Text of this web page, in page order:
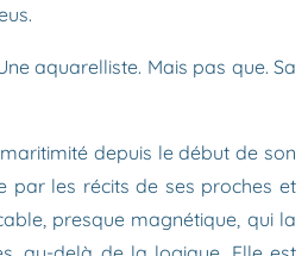
aquarelliste. Mais pas que. Sa
maritimité depuis le début de son
par les récits de ses proches et
presque magnétique, qui la